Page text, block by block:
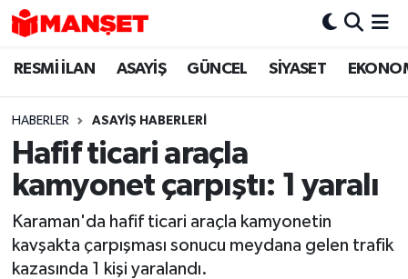
RESMİ İLAN ASAYİŞ GÜNCEL SİYASET
HABERLER ASAYİŞ HABERLERİ
Hafif ticari araçla
kamyonet çarpıştı: 1 yaralı
Karaman'da hafif ticari araçla kamyonetin
kavşakta çarpışması sonucu meydana gelen trafik
kazasında 1 kişi yaralandı.
Hava Durumu
Trafik Durumu
Süper Lig Puan Durumu ve Fikstür
Son Dakika Haberleri